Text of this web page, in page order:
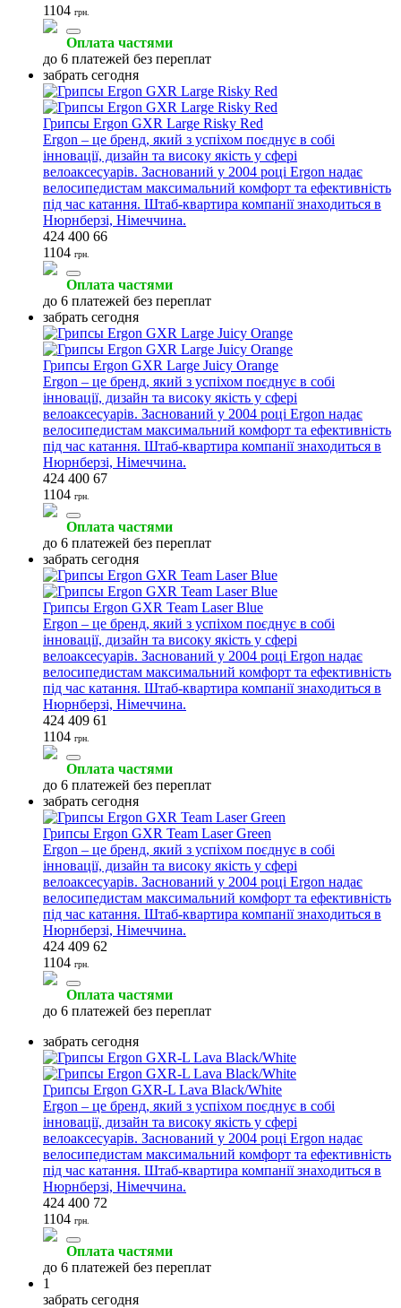
1104 грн.
Оплата частями
до 6 платежей без переплат
забрать сегодня
Грипсы Ergon GXR Large Risky Red
Ergon – це бренд, який з успіхом поєднує в собі
інновації, дизайн та високу якість у сфері
велоаксесуарів. Заснований у 2004 році Ergon надає
велосипедистам максимальний комфорт та ефективність
під час катання. Штаб-квартира компанії знаходиться в
Нюрнберзі, Німеччина.
424 400 66
1104 грн.
Оплата частями
до 6 платежей без переплат
забрать сегодня
Грипсы Ergon GXR Large Juicy Orange
Ergon – це бренд, який з успіхом поєднує в собі
інновації, дизайн та високу якість у сфері
велоаксесуарів. Заснований у 2004 році Ergon надає
велосипедистам максимальний комфорт та ефективність
під час катання. Штаб-квартира компанії знаходиться в
Нюрнберзі, Німеччина.
424 400 67
1104 грн.
Оплата частями
до 6 платежей без переплат
забрать сегодня
Грипсы Ergon GXR Team Laser Blue
Ergon – це бренд, який з успіхом поєднує в собі
інновації, дизайн та високу якість у сфері
велоаксесуарів. Заснований у 2004 році Ergon надає
велосипедистам максимальний комфорт та ефективність
під час катання. Штаб-квартира компанії знаходиться в
Нюрнберзі, Німеччина.
424 409 61
1104 грн.
Оплата частями
до 6 платежей без переплат
забрать сегодня
Грипсы Ergon GXR Team Laser Green
Ergon – це бренд, який з успіхом поєднує в собі
інновації, дизайн та високу якість у сфері
велоаксесуарів. Заснований у 2004 році Ergon надає
велосипедистам максимальний комфорт та ефективність
під час катання. Штаб-квартира компанії знаходиться в
Нюрнберзі, Німеччина.
424 409 62
1104 грн.
Оплата частями
до 6 платежей без переплат
забрать сегодня
Грипсы Ergon GXR-L Lava Black/White
Ergon – це бренд, який з успіхом поєднує в собі
інновації, дизайн та високу якість у сфері
велоаксесуарів. Заснований у 2004 році Ergon надає
велосипедистам максимальний комфорт та ефективність
під час катання. Штаб-квартира компанії знаходиться в
Нюрнберзі, Німеччина.
424 400 72
1104 грн.
Оплата частями
до 6 платежей без переплат
1
забрать сегодня